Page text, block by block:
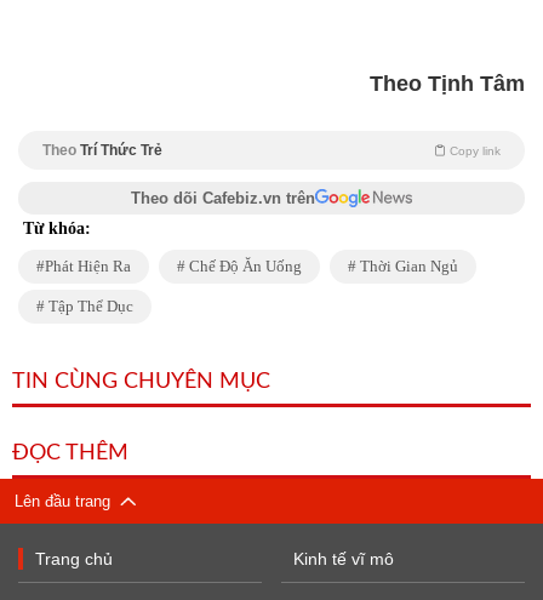
Theo Tịnh Tâm
Theo Trí Thức Trẻ Copy link
Theo dõi Cafebiz.vn trên
Từ khóa:
Phát Hiện Ra Chế Độ Ăn Uống Thời Gian Ngủ
Tập Thể Dục
TIN CÙNG CHUYÊN MỤC
ĐỌC THÊM
Lên đầu trang
Trang chủ Kinh tế vĩ mô